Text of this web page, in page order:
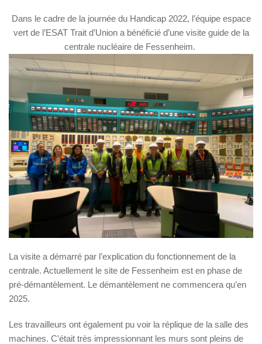
Dans le cadre de la journée du Handicap 2022, l’équipe espace
vert de l’ESAT Trait d’Union a bénéficié d’une visite guide de la
centrale nucléaire de Fessenheim.
La visite a démarré par l’explication du fonctionnement de la
centrale. Actuellement le site de Fessenheim est en phase de
pré-démantèlement. Le démantèlement ne commencera qu’en
2025.
Les travailleurs ont également pu voir la réplique de la salle des
machines. C’était très impressionnant les murs sont pleins de